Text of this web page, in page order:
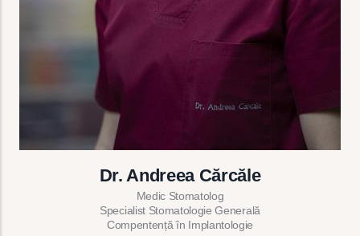
Dr. Andreea Cărcăle
Medic Stomatolog
Specialist Stomatologie Generală
Compentență în Implantologie